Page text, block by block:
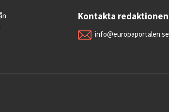
Kontakta redaktionen
info@europaportalen.se